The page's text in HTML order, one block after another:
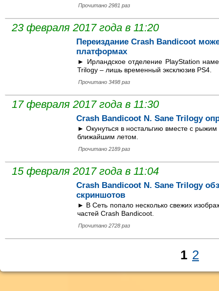
Прочитано 2981 раз
23 февраля 2017 года в 11:20
Переиздание Crash Bandicoot
платформах
► Ирландское отделение PlayStation
Trilogy – лишь временный эксклюзив PS4.
Прочитано 3498 раз
17 февраля 2017 года в 11:30
Crash Bandicoot N. Sane Trilogy
► Окунуться в ностальгию вместе с
ближайшим летом.
Прочитано 2189 раз
15 февраля 2017 года в 11:04
Crash Bandicoot N. Sane Trilogy
скриншотов
► В Сеть попало несколько свежих
частей Crash Bandicoot.
Прочитано 2728 раз
1 2